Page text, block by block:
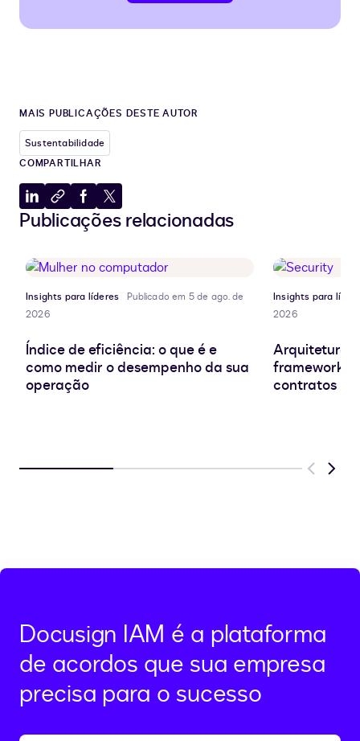
MAIS PUBLICAÇÕES DESTE AUTOR
Sustentabilidade
COMPARTILHAR
Compartilhar
no
Copiar
para
de
transferência
Compartilhar
no
Compartilhar
no
Publicações relacionadas
Insights para líderes
Publicado em 5 de ago. de
2026
Índice de eficiência: o que é e
como medir o desempenho da sua
operação
Insights para
2026
Arquitetura
frameworks
contratos
Previous
Next
Docusign IAM é a plataforma
de acordos que sua empresa
precisa para o sucesso